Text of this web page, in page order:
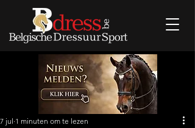
7 jul 1 minuten om te lezen